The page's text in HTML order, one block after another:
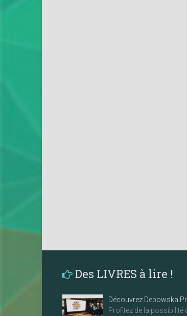
Des LIVRES à lire !
Découvrez Debowska
Profitez de la possibilité